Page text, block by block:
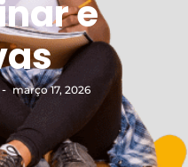
e
- março 17, 2026